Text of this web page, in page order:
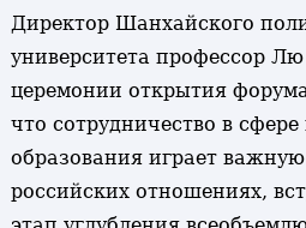
Директор Шанхайского
университета профессор
церемонии открытия
что сотрудничество в
образования играет
российских отношениях,